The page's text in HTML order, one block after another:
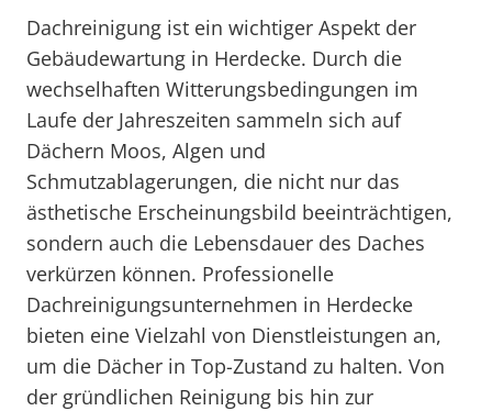
Dachreinigung ist ein wichtiger Aspekt der
Gebäudewartung in Herdecke. Durch die
wechselhaften Witterungsbedingungen im
Laufe der Jahreszeiten sammeln sich auf
Dächern Moos, Algen und
Schmutzablagerungen, die nicht nur das
ästhetische Erscheinungsbild beeinträchtigen,
sondern auch die Lebensdauer des Daches
verkürzen können. Professionelle
Dachreinigungsunternehmen in Herdecke
bieten eine Vielzahl von Dienstleistungen an,
um die Dächer in Top-Zustand zu halten. Von
der gründlichen Reinigung bis hin zur